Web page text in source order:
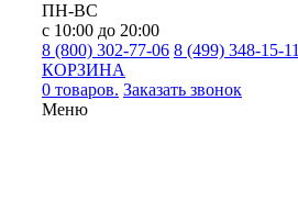
ПН-ВС
с 10:00 до 20:00
8 (800) 302-77-06 8 (499) 348-15-11
КОРЗИНА
0 товаров. Заказать звонок
Меню